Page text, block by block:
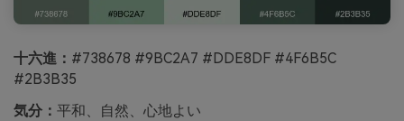
十六進： #738678 #9BC2A7 #DDE8DF #4F6B5C
#2B3B35
気分： 平和、自然、心地よい